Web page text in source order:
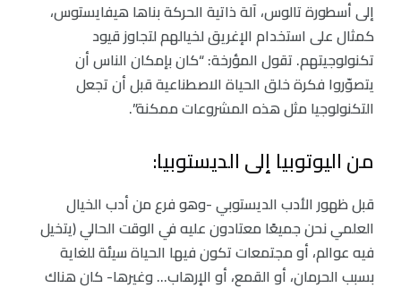
إلى أسطورة تالوس، آلة ذاتية الحركة بناها هيفايستوس،
كمثال على استخدام الإغريق لخيالهم لتجاوز قيود
تكنولوجيتهم. تقول المؤرخة: “كان بإمكان الناس أن
يتصوّروا فكرة خلق الحياة الاصطناعية قبل أن تجعل
التكنولوجيا مثل هذه المشروعات ممكنة”.
من اليوتوبيا إلى الديستوبيا:
قبل ظهور الأدب الديستوبي -وهو فرع من أدب الخيال
العلمي نحن جميعًا معتادون عليه في الوقت الحالي (يتخيل
فيه عوالم، أو مجتمعات تكون فيها الحياة سيئة للغاية
بسبب الحرمان، أو القمع، أو الإرهاب… وغيرها- كان هناك